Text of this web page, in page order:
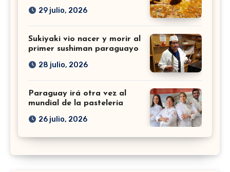
29 julio, 2026
Sukiyaki vio nacer y morir al
primer sushiman paraguayo
28 julio, 2026
Paraguay irá otra vez al
mundial de la pastelería
26 julio, 2026